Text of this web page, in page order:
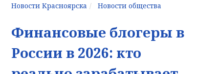
Новости Красноярска Новости общества
Финансовые блогеры в
России в 2026: кто